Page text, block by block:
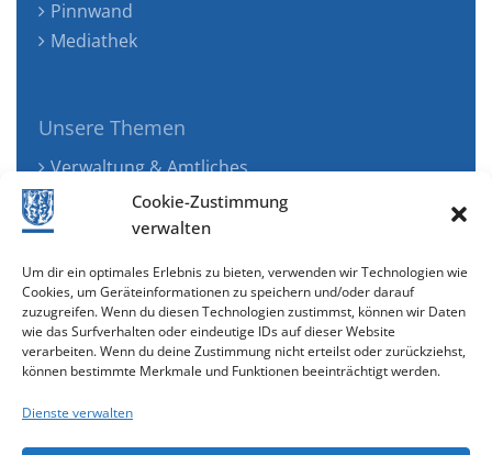
Cookie-Zustimmung
verwalten
Um dir ein optimales Erlebnis zu bieten, verwenden wir Technologien wie
Cookies, um Geräteinformationen zu speichern und/oder darauf
zuzugreifen. Wenn du diesen Technologien zustimmst, können wir Daten
wie das Surfverhalten oder eindeutige IDs auf dieser Website
verarbeiten. Wenn du deine Zustimmung nicht erteilst oder zurückziehst,
können bestimmte Merkmale und Funktionen beeinträchtigt werden.
Dienste verwalten
Pinnwand
Mediathek
Unsere Themen
Verwaltung & Amtliches
Jugend, Familie & Gesundheit
Tourismus, Freizeit & Ökologie
Wirtschaft & Verkehr
Senioren & Inklusion